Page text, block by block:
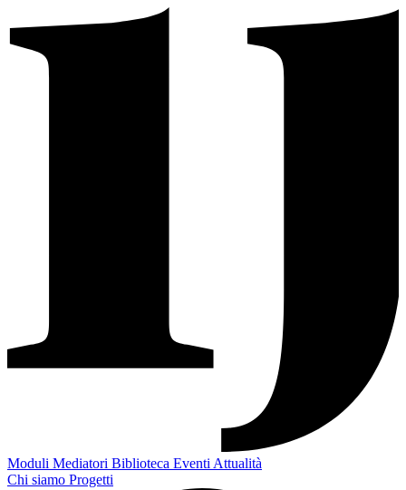
Moduli Mediatori Biblioteca Eventi Attualità
Chi siamo Progetti